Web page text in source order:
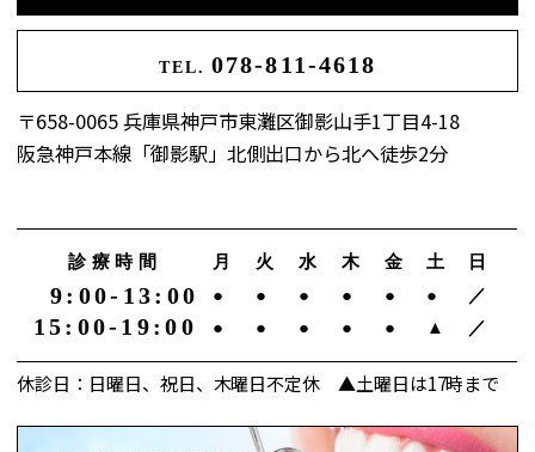
TEL. 078-811-4618
〒658-0065 兵庫県神戸市東灘区御影山手1丁目4-18
阪急神戸本線「御影駅」北側出口から北へ徒歩2分
診療時間 月 火 水 木 金 土 日
9:00-13:00 ● ● ● ● ● ● ／
15:00-19:00 ● ● ● ● ● ▲ ／
休診日：日曜日、祝日、木曜日不定休 ▲土曜日は17時まで